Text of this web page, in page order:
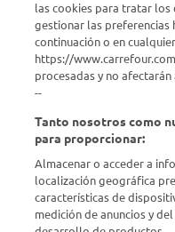
Comprá Online
Enterate de
Dejanos tu mail para recibir
las cookies para tratar los
gestionar las preferencias
continuación o en
https://
procesadas y no
--
Tanto nosotros como
para proporcionar:
Almacenar o acceder a
localización geográfica
características de
medición de anuncios y